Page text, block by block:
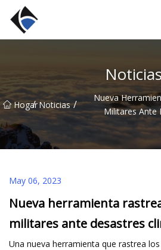
Hogar
/ Noticias /
Nueva
Militares Ante
May 06, 2023
Nueva herramienta
militares ante desastres
Una nueva herramienta que rastrea